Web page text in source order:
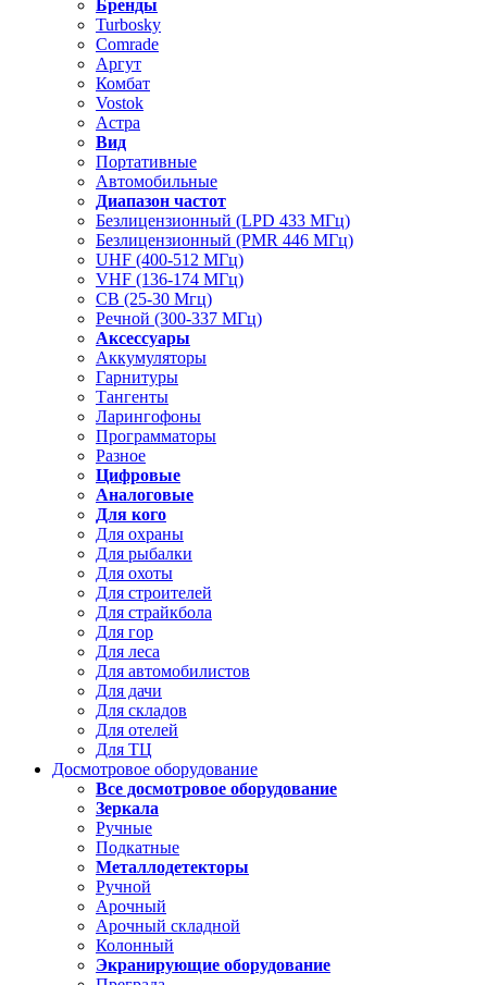
Бренды
Turbosky
Comrade
Аргут
Комбат
Vostok
Астра
Вид
Портативные
Автомобильные
Диапазон частот
Безлицензионный (LPD 433 МГц)
Безлицензионный (PMR 446 МГц)
UHF (400-512 МГц)
VHF (136-174 МГц)
CB (25-30 Мгц)
Речной (300-337 МГц)
Аксессуары
Аккумуляторы
Гарнитуры
Тангенты
Ларингофоны
Программаторы
Разное
Цифровые
Аналоговые
Для кого
Для охраны
Для рыбалки
Для охоты
Для строителей
Для страйкбола
Для гор
Для леса
Для автомобилистов
Для дачи
Для складов
Для отелей
Для ТЦ
Досмотровое оборудование
Все досмотровое оборудование
Зеркала
Ручные
Подкатные
Металлодетекторы
Ручной
Арочный
Арочный складной
Колонный
Экранирующие оборудование